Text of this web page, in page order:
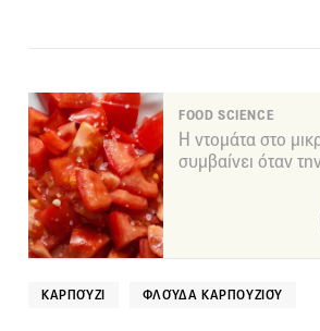
FOOD SCIENCE
Η ντομάτα στο
συμβαίνει όταν
ΚΑΡΠΟΎΖΙ ΦΛΟΎΔΑ ΚΑΡΠΟΥΖΙΟΎ